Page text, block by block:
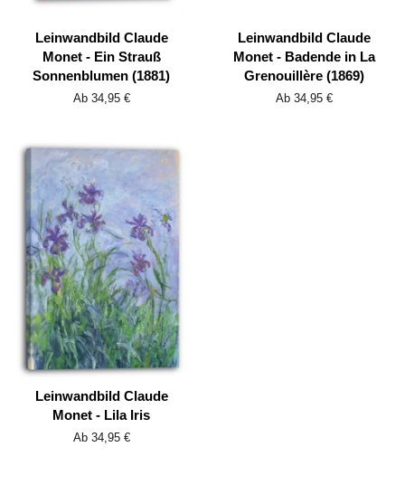
Leinwandbild Claude
Monet - Ein Strauß
Sonnenblumen (1881)
Ab 34,95 €
Leinwandbild Claude
Monet - Badende in La
Grenouillère (1869)
Ab 34,95 €
Leinwandbild Claude
Monet - Lila Iris
Ab 34,95 €